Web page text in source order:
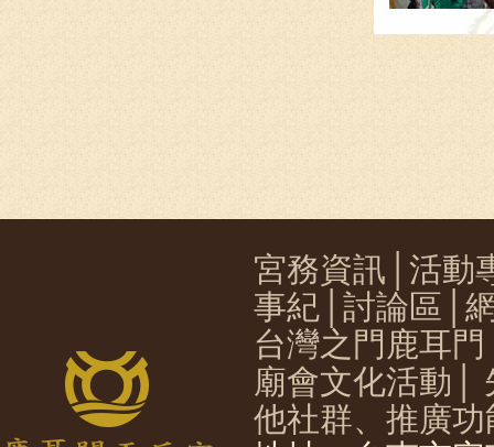
宮務資訊
活動
事紀
討論區
台灣之門鹿耳門
廟會文化活動
他社群、推廣功